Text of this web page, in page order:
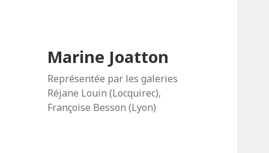
Marine Joatton
Représentée par les galeries
Réjane Louin (Locquirec),
Françoise Besson (Lyon)